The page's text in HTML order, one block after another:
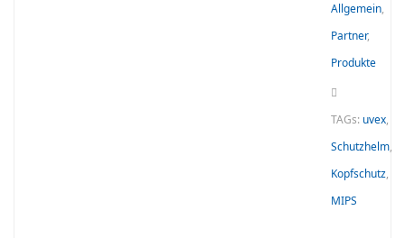
Allgemein,
Partner,
Produkte
TAGs: uvex,
Schutzhelm,
Kopfschutz,
MIPS